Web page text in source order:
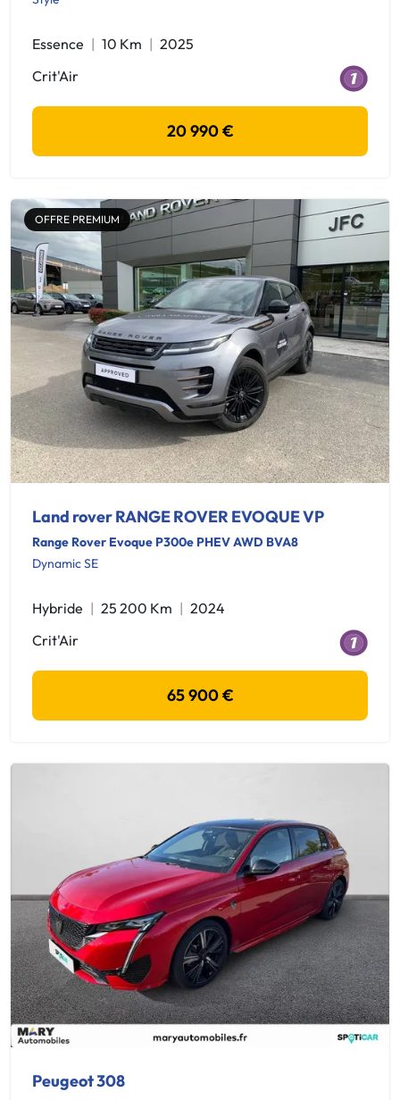
Essence 10 Km
2025
Crit'Air
20 990 €
OFFRE PREMIUM
Land rover RANGE ROVER EVOQUE VP
Range Rover Evoque P300e PHEV AWD BVA8
Dynamic SE
Hybride 25 200 Km
2024
Crit'Air
65 900 €
Peugeot 308